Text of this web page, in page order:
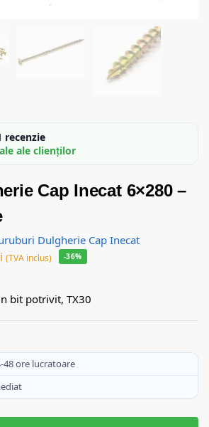
recenzie
ale clienților
Cap Inecat 6×280 –
Dulgherie Cap Inecat
(TVA inclus)
-36%
bit potrivit, TX30
48 ore lucratoare